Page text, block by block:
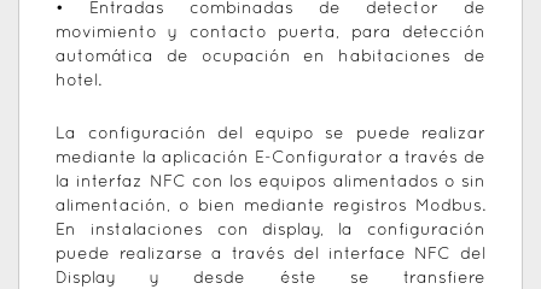
• Entradas combinadas de detector de
movimiento y contacto puerta, para detección
automática de ocupación en habitaciones de
hotel.
La configuración del equipo se puede realizar
mediante la aplicación E-Configurator a través de
la interfaz NFC con los equipos alimentados o sin
alimentación, o bien mediante registros Modbus.
En instalaciones con display, la configuración
puede realizarse a través del interface NFC del
Display y desde éste se transfiere